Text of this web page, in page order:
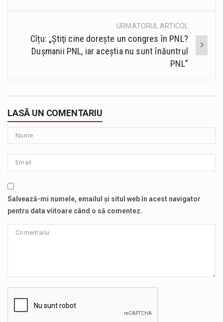
URMATORUL ARTICOL
Cîțu: „Ştiţi cine doreşte un congres în PNL?
Duşmanii PNL, iar aceştia nu sunt înăuntrul
PNL”
LASĂ UN COMENTARIU
Salvează-mi numele, emailul și situl web în acest navigator
pentru data viitoare când o să comentez.